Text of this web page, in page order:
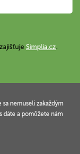
Simplia.cz
nemuseli zakaždým
dáte a pomôžete nám